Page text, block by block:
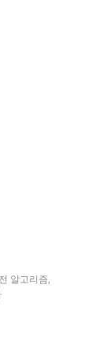
알고리즘,